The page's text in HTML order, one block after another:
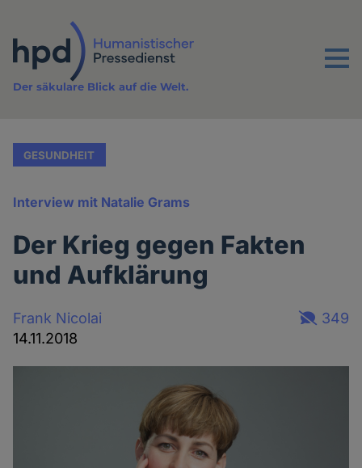
Inhalt
Menu
Der säkulare Blick auf die Welt.
GESUNDHEIT
Interview mit Natalie Grams
Der Krieg gegen Fakten
und Aufklärung
Frank Nicolai
14.11.2018
349